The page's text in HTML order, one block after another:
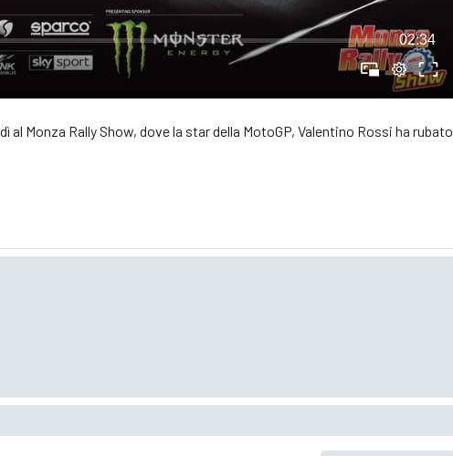
02:34
al Monza Rally Show, dove la star della MotoGP, Valentino Rossi ha rubato